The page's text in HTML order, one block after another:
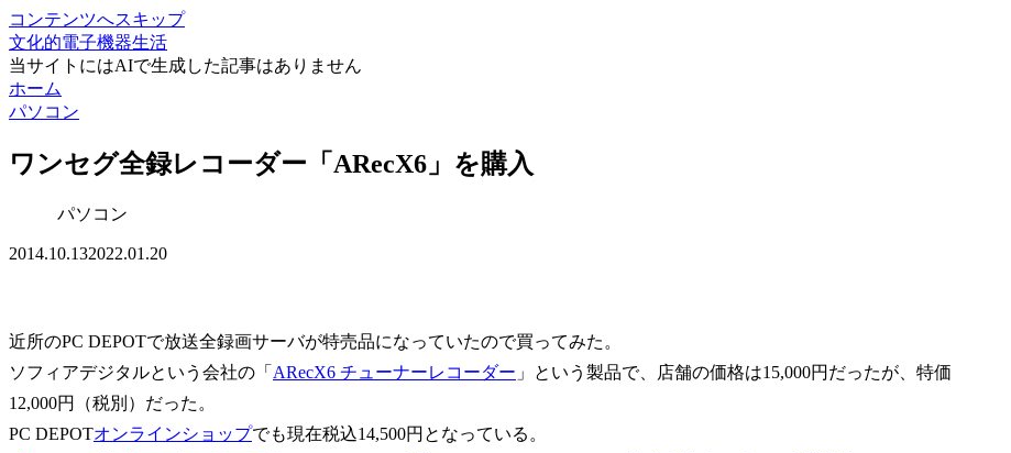
コンテンツへスキップ
文化的電子機器生活
当サイトにはAIで生成した記事はありません
ホーム
パソコン
ワンセグ全録レコーダー「ARecX6」を購入
パソコン
2014.10.132022.01.20
近所のPC DEPOTで放送全録画サーバが特売品になっていたので買ってみた。
ソフィアデジタルという会社の「 ARecX6 チューナーレコーダー 」という製品で、店舗の価格は15,000円だったが、特価
12,000円（税別）だった。
PC DEPOTオンラインショップでも現在税込14,500円となっている。